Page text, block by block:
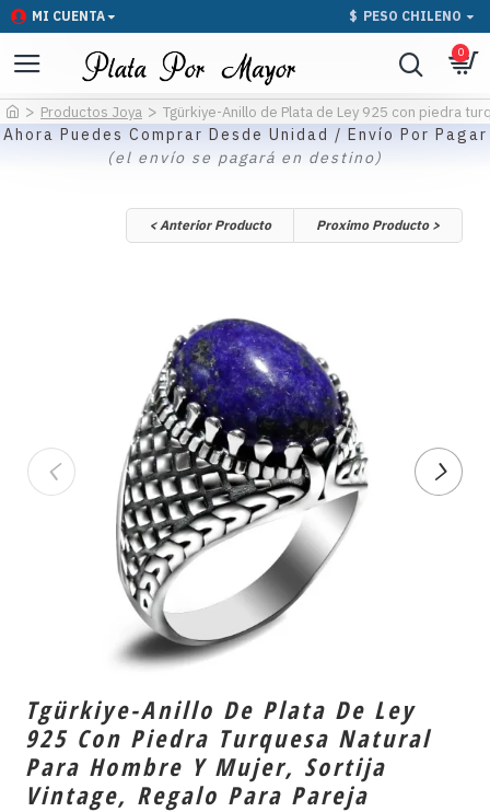
MI CUENTA $ PESO CHILENO
0
Productos Joya Tgürkiye-Anillo de Plata de Ley 925 con piedra
Ahora Puedes Comprar Desde Unidad / Envío Por Pagar
(el envío se pagará en destino)
< Anterior Producto Proximo Producto >
Tgürkiye-Anillo De Plata De Ley
925 Con Piedra Turquesa Natural
Para Hombre Y Mujer, Sortija
Vintage, Regalo Para Pareja